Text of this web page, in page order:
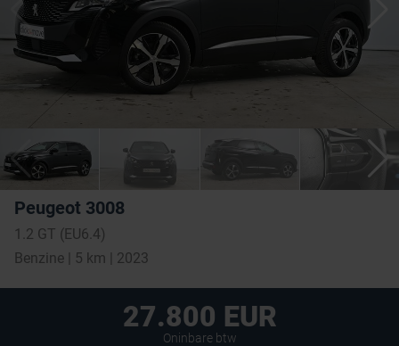
Peugeot 3008
1.2 GT (EU6.4)
Benzine | 5 km | 2023
27.800 EUR
Oninbare btw